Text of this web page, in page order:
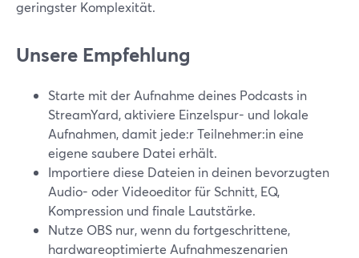
geringster Komplexität.
Unsere Empfehlung
Starte mit der Aufnahme deines Podcasts in
StreamYard, aktiviere Einzelspur- und lokale
Aufnahmen, damit jede:r Teilnehmer:in eine
eigene saubere Datei erhält.
Importiere diese Dateien in deinen bevorzugten
Audio- oder Videoeditor für Schnitt, EQ,
Kompression und finale Lautstärke.
Nutze OBS nur, wenn du fortgeschrittene,
hardwareoptimierte Aufnahmeszenarien